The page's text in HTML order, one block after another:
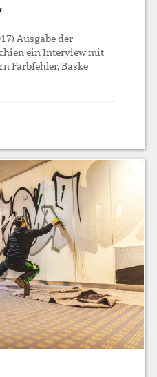
Ausgabe der
ein Interview mit
Farbfehler, Baske